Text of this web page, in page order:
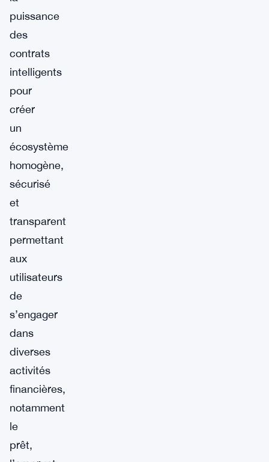
puissance
des
contrats
intelligents
pour
créer
un
écosystème
homogène,
sécurisé
et
transparent
permettant
aux
utilisateurs
de
s’engager
dans
diverses
activités
financières,
notamment
le
prêt,